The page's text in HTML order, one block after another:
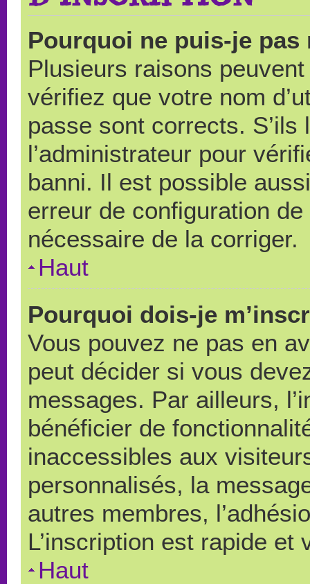
Pourquoi ne puis-je pas
Plusieurs raisons
vérifiez que votre nom
passe sont corrects.
l’administrateur pour
banni. Il est possible
erreur de configuration
nécessaire de la corriger.
Haut
Pourquoi dois-je
Vous pouvez ne pas en
peut décider si vous
messages. Par ailleurs,
bénéficier de
inaccessibles aux
personnalisés, la
autres membres,
L’inscription est rapide et
Haut